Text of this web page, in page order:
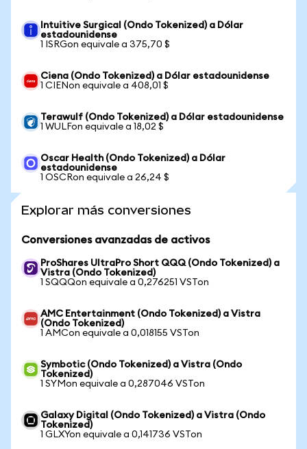
Intuitive Surgical (Ondo Tokenized) a Dólar
estadounidense
1 ISRGon equivale a 375,70 $
Ciena (Ondo Tokenized) a Dólar estadounidense
1 CIENon equivale a 408,01 $
Terawulf (Ondo Tokenized) a Dólar estadounidense
1 WULFon equivale a 18,02 $
Oscar Health (Ondo Tokenized) a Dólar
estadounidense
1 OSCRon equivale a 26,24 $
Explorar más conversiones
Conversiones avanzadas de activos
ProShares UltraPro Short QQQ (Ondo Tokenized) a
Vistra (Ondo Tokenized)
1 SQQQon equivale a 0,276251 VSTon
AMC Entertainment (Ondo Tokenized) a Vistra
(Ondo Tokenized)
1 AMCon equivale a 0,018155 VSTon
Symbotic (Ondo Tokenized) a Vistra (Ondo
Tokenized)
1 SYMon equivale a 0,287046 VSTon
Galaxy Digital (Ondo Tokenized) a Vistra (Ondo
Tokenized)
1 GLXYon equivale a 0,141736 VSTon